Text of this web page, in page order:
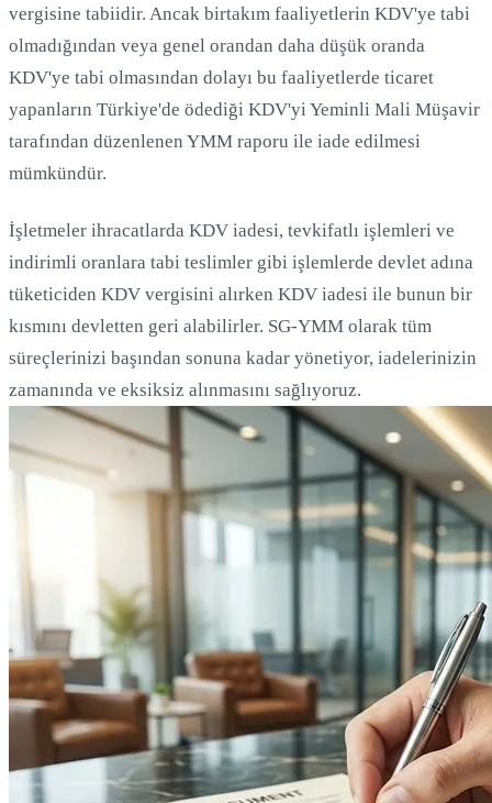
vergisine tabiidir. Ancak birtakım faaliyetlerin KDV'ye tabi
olmadığından veya genel orandan daha düşük oranda
KDV'ye tabi olmasından dolayı bu faaliyetlerde ticaret
yapanların Türkiye'de ödediği KDV'yi Yeminli Mali Müşavir
tarafından düzenlenen YMM raporu ile iade edilmesi
mümkündür.
İşletmeler ihracatlarda KDV iadesi, tevkifatlı işlemleri ve
indirimli oranlara tabi teslimler gibi işlemlerde devlet adına
tüketiciden KDV vergisini alırken KDV iadesi ile bunun bir
kısmını devletten geri alabilirler. SG-YMM olarak tüm
süreçlerinizi başından sonuna kadar yönetiyor, iadelerinizin
zamanında ve eksiksiz alınmasını sağlıyoruz.